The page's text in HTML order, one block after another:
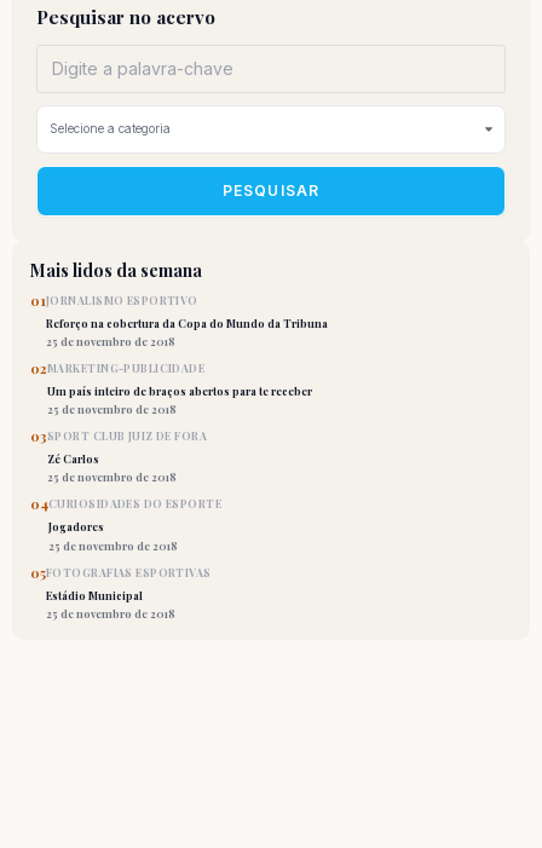
Pesquisar no acervo
PESQUISAR
Mais lidos da semana
01JORNALISMO ESPORTIVO
Reforço na cobertura da Copa do Mundo da Tribuna
25 de novembro de 2018
02MARKETING-PUBLICIDADE
Um país inteiro de braços abertos para te receber
25 de novembro de 2018
03SPORT CLUB JUIZ DE FORA
Zé Carlos
25 de novembro de 2018
04CURIOSIDADES DO ESPORTE
Jogadores
25 de novembro de 2018
05FOTOGRAFIAS ESPORTIVAS
Estádio Municipal
25 de novembro de 2018